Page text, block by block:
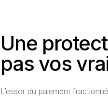
Une
pas vos
L’essor du paiement